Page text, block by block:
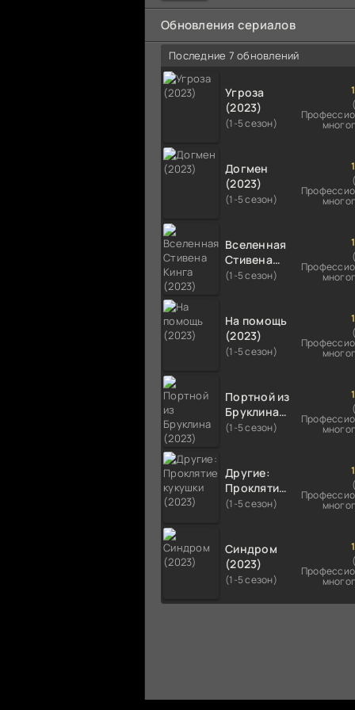
намного
Обновления сериалов
Последние 7 обновлений
Угроза
(2023)
(1-5 сезон)
Догмен
(2023)
(1-5 сезон)
Вселенная
Стивена
Кинга
(1-5 сезон)
На помощь
(2023)
(1-5 сезон)
Портной из
Бруклина
(2023)
(1-5 сезон)
Другие:
Проклятие
кукушки
(1-5 сезон)
Синдром
(2023)
(1-5 сезон)